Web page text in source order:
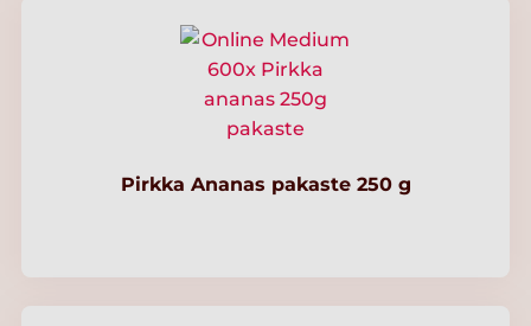
Pirkka Ananas pakaste 250 g